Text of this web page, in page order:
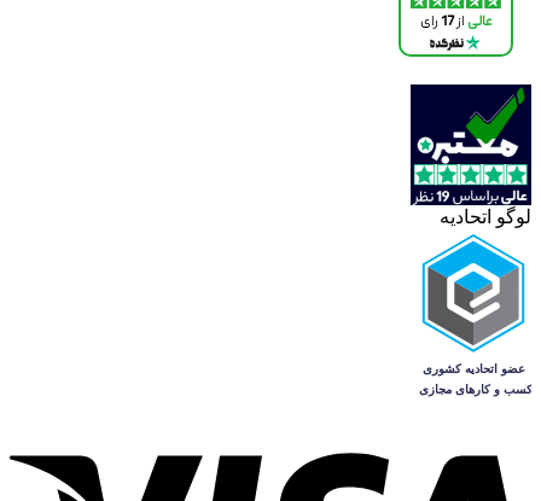
لوگو اتحادیه